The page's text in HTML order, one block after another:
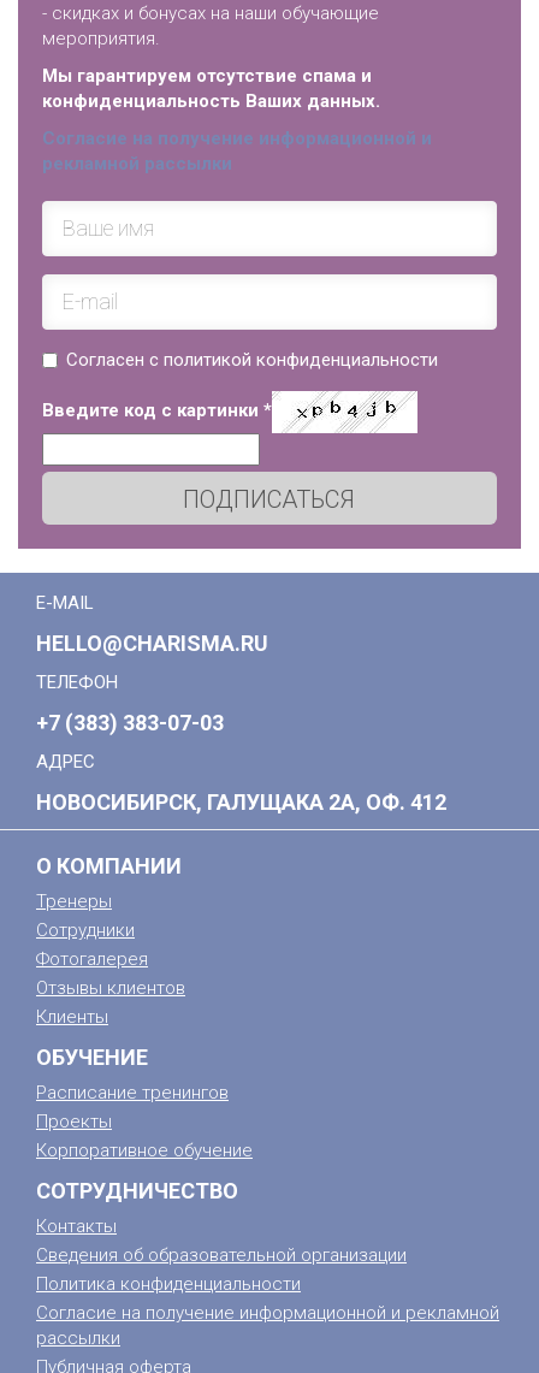
- скидках и бонусах на наши обучающие
мероприятия.
Мы гарантируем отсутствие спама и
конфиденциальность Ваших данных.
Согласие на получение информационной и
рекламной рассылки
Согласен с политикой конфиденциальности
Введите код с картинки *
ПОДПИСАТЬСЯ
E-MAIL
HELLO@CHARISMA.RU
ТЕЛЕФОН
+7 (383) 383-07-03
АДРЕС
НОВОСИБИРСК, ГАЛУЩАКА 2А, ОФ. 412
О КОМПАНИИ
Тренеры
Сотрудники
Фотогалерея
Отзывы клиентов
Клиенты
ОБУЧЕНИЕ
Расписание тренингов
Проекты
Корпоративное обучение
СОТРУДНИЧЕСТВО
Контакты
Сведения об образовательной организации
Политика конфиденциальности
Согласие на получение информационной и рекламной
рассылки
Публичная оферта